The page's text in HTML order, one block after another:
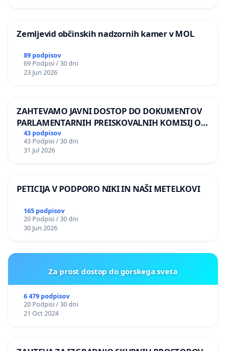
Zemljevid občinskih nadzornih kamer v MOL
89 podpisov
69 Podpisi / 30 dni
23 Jun 2026
ZAHTEVAMO JAVNI DOSTOP DO DOKUMENTOV
PARLAMENTARNIH PREISKOVALNIH KOMISIJ O
ILEGALNI TRGOVINI Z OROŽJEM
43 podpisov
43 Podpisi / 30 dni
31 Jul 2026
PETICIJA V PODPORO NIKI IN NAŠI METELKOVI
165 podpisov
20 Podpisi / 30 dni
30 Jun 2026
Za prost dostop do gorskega sveta
6 479 podpisov
20 Podpisi / 30 dni
21 Oct 2024